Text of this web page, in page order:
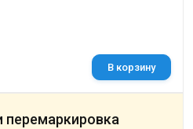
В корзину
перемаркировка